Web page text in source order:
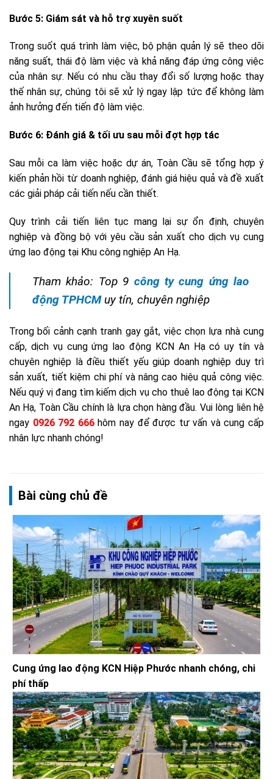
Bước 5: Giám sát và hỗ trợ xuyên suốt
Trong suốt quá trình làm việc, bộ phận quản lý sẽ theo dõi
năng suất, thái độ làm việc và khả năng đáp ứng công việc
của nhân sự. Nếu có nhu cầu thay đổi số lượng hoặc thay
thế nhân sự, chúng tôi sẽ xử lý ngay lập tức để không làm
ảnh hưởng đến tiến độ làm việc.
Bước 6: Đánh giá & tối ưu sau mỗi đợt hợp tác
Sau mỗi ca làm việc hoặc dự án, Toàn Cầu sẽ tổng hợp ý
kiến phản hồi từ doanh nghiệp, đánh giá hiệu quả và đề xuất
các giải pháp cải tiến nếu cần thiết.
Quy trình cải tiến liên tục mang lại sự ổn định, chuyên
nghiệp và đồng bộ với yêu cầu sản xuất cho dịch vụ cung
ứng lao động tại Khu công nghiệp An Hạ.
Tham khảo: Top 9 công ty cung ứng lao
động TPHCM uy tín, chuyên nghiệp
Trong bối cảnh cạnh tranh gay gắt, việc chọn lựa nhà cung
cấp, dịch vụ cung ứng lao động KCN An Hạ có uy tín và
chuyên nghiệp là điều thiết yếu giúp doanh nghiệp duy trì
sản xuất, tiết kiệm chi phí và nâng cao hiệu quả công việc.
Nếu quý vị đang tìm kiếm dịch vụ cho thuê lao động tại KCN
An Hạ, Toàn Cầu chính là lựa chọn hàng đầu. Vui lòng liên hệ
ngay 0926 792 666hôm nay để được tư vấn và cung cấp
nhân lực nhanh chóng!
Bài cùng chủ đề
Cung ứng lao động KCN Hiệp Phước nhanh chóng, chi
phí thấp